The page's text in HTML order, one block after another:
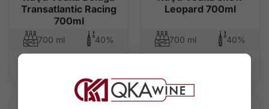
Transatlantic Racing
700ml
700 ml 40%
Leopard 700ml
700 ml 40%